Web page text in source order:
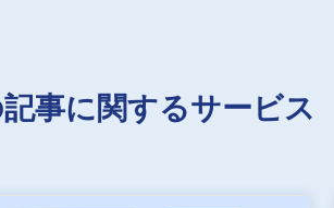
事に関するサービス